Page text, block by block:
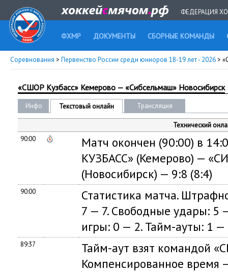
ФЕДЕРАЦИЯ
ФХМР ДОКУМЕНТЫ СБОРНЫЕ КОМАНДЫ
Соревнования > Первенство России среди юниоров 18-19 лет - 2026>
«СШОР Кузбасс» Кемерово — «Сибсельмаш» Новосибирск
Инфо Текстовый онлайн Трансляция
Технический
90:00
Матч окончен (90:00) в
КУЗБАСС» (Кемерово) —
(Новосибирск) — 9:8 (8:4)
90:00
Статистика матча.
7 — 7. Свободные удары: 5
игры: 0 — 2. Тайм-ауты: 1 —
89:37
Тайм-аут взят командой
Компенсированное время